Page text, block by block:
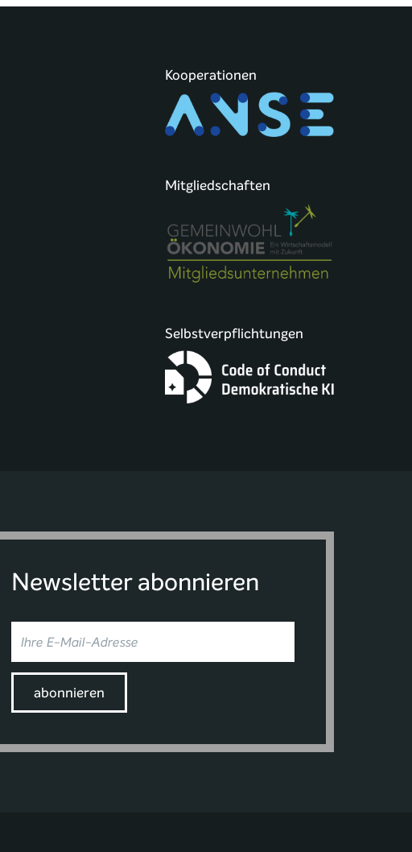
Kooperationen
Mitgliedschaften
Selbstverpflichtungen
Newsletter abonnieren